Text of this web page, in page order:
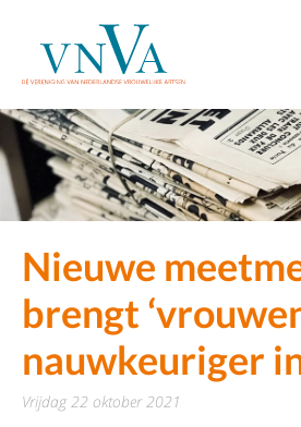
Nieuwe
brengt
nauwkeuriger
vrijdag 22 oktober 2021